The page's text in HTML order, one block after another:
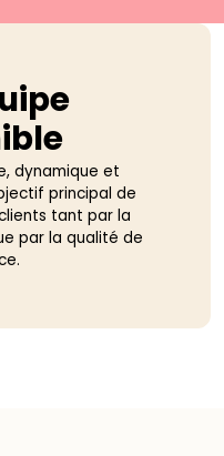
dynamique et
principal de
tant par la
par la qualité de